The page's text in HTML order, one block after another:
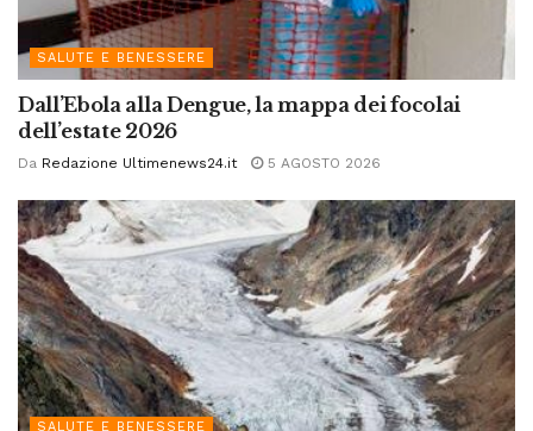
SALUTE E BENESSERE
Dall’Ebola alla Dengue, la mappa dei focolai
dell’estate 2026
Da Redazione Ultimenews24.it 5 AGOSTO 2026
SALUTE E BENESSERE